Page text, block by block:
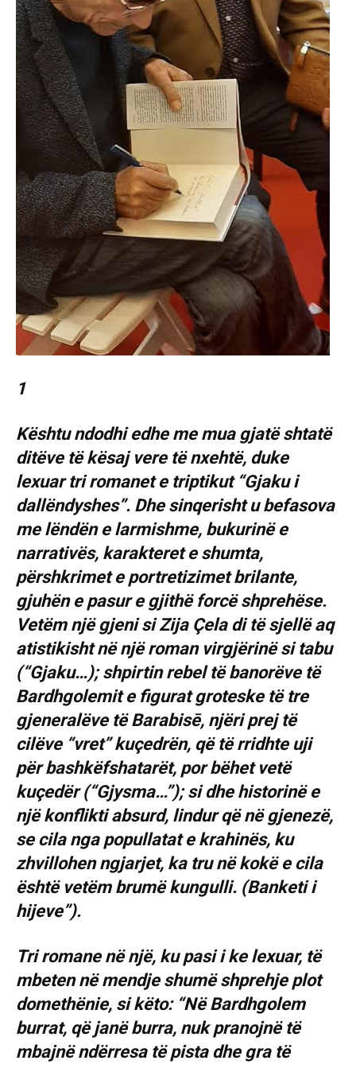
1
Kështu ndodhi edhe me mua gjatë shtatë
ditëve të kësaj vere të nxehtë, duke
lexuar tri romanet e triptikut “Gjaku i
dallëndyshes”. Dhe sinqerisht u befasova
me lëndën e larmishme, bukurinë e
narrativës, karakteret e shumta,
përshkrimet e portretizimet brilante,
gjuhën e pasur e gjithë forcë shprehëse.
Vetëm një gjeni si Zija Çela di të sjellë aq
atistikisht në një roman virgjërinë si tabu
(“Gjaku…); shpirtin rebel të banorëve të
Bardhgolemit e figurat groteske të tre
gjeneralëve të Barabisē, njëri prej të
cilëve “vret” kuçedrën, që të rridhte uji
për bashkëfshatarët, por bëhet vetë
kuçedër (“Gjysma…”); si dhe historinë e
një konflikti absurd, lindur që në gjenezë,
se cila nga popullatat e krahinës, ku
zhvillohen ngjarjet, ka tru në kokë e cila
është vetëm brumë kungulli. (Banketi i
hijeve”).
Tri romane në një, ku pasi i ke lexuar, të
mbeten në mendje shumë shprehje plot
domethënie, si këto: “Në Bardhgolem
burrat, që janë burra, nuk pranojnë të
mbajnë ndërresa të pista dhe gra të